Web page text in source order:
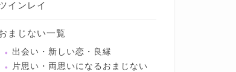
インレイ
まじない一覧
出会い・新しい恋・良縁
片思い・両思いになるおまじない